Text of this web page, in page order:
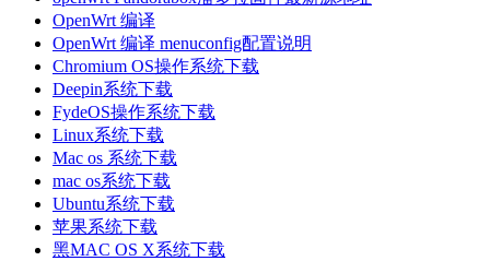
OpenWrt 编译
OpenWrt 编译 menuconfig配置说明
Chromium OS操作系统下载
Deepin系统下载
FydeOS操作系统下载
Linux系统下载
Mac os 系统下载
mac os系统下载
Ubuntu系统下载
苹果系统下载
黑MAC OS X系统下载